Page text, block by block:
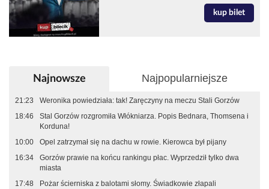
kup bilet
Najnowsze Najpopularniejsze
21:23
Weronika powiedziała: tak! Zaręczyny na meczu Stali Gorzów
18:46
Stal Gorzów rozgromiła Włókniarza. Popis Bednara, Thomsena i
Korduna!
10:00
Opel zatrzymał się na dachu w rowie. Kierowca był pijany
16:34
Gorzów prawie na końcu rankingu płac. Wyprzedził tylko dwa
miasta
17:48
Pożar ścierniska z balotami słomy. Świadkowie złapali